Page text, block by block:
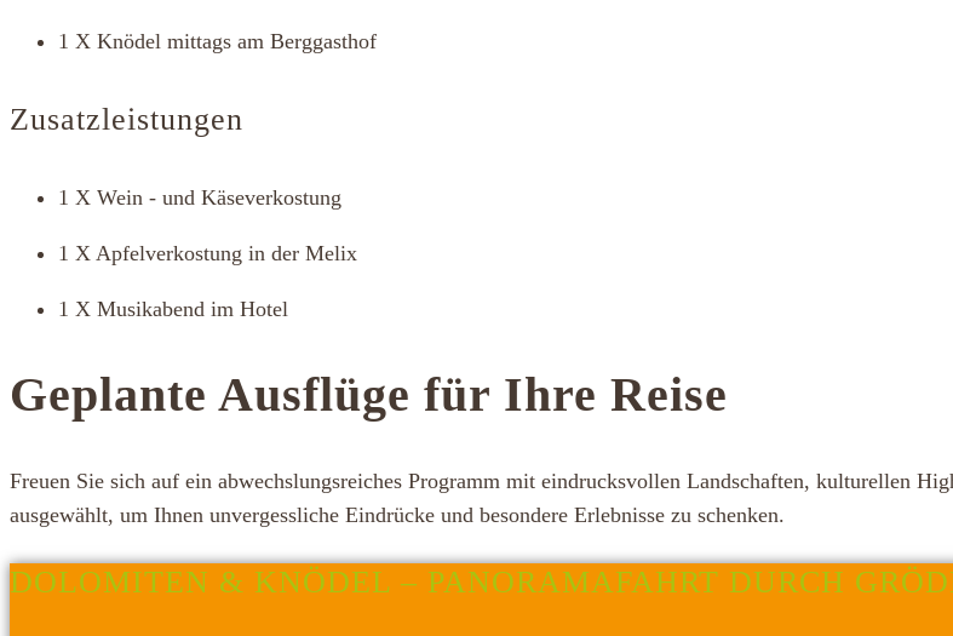
1 X Knödel mittags am Berggasthof
Zusatzleistungen
1 X Wein - und Käseverkostung
1 X Apfelverkostung in der Melix
1 X Musikabend im Hotel
Geplante Ausflüge für Ihre Reise
Freuen Sie sich auf ein abwechslungsreiches Programm mit eindrucksvollen Landschaften, kulturellen
ausgewählt, um Ihnen unvergessliche Eindrücke und besondere Erlebnisse zu schenken.
DOLOMITEN & KNÖDEL – PANORAMAFAHRT DURCH